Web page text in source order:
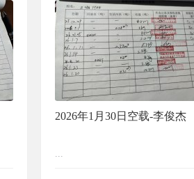
2026年1月30日空载-李俊杰
...